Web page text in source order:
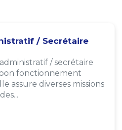
/ Secrétaire
/ secrétaire
fonctionnement
assure diverses missions